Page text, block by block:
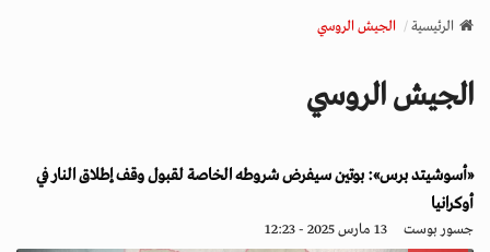
v
a
o
n
الرئيسية الجيش الروسي
الجيش الروسي
«أسوشيتد برس»: بوتين سيفرض شروطه الخاصة لقبول وقف إطلاق النار في
أوكرانيا
جسور بوست 13 مارس 2025 - 12:23